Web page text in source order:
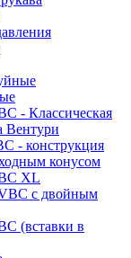
- Классическая
Вентури
- конструкция
конусом
XL
с двойным
(вставки в